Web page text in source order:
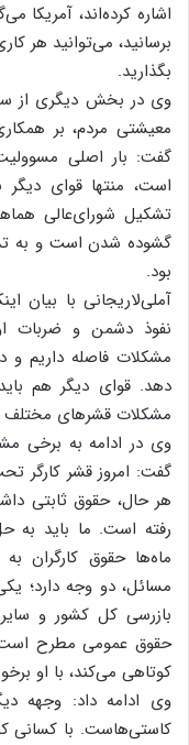
اشاره کرده‌اند، آمریکا
برسانید، می‌توانید هر
بگذارید.
وی در بخش دیگری از
معیشتی مردم، بر
گفت: بار اصلی
است، منتها قوای دیگر
تشکیل شورای‌عالی
گشوده شدن است و به
بود.
آملی‌لاریجانی با بیان
نفوذ دشمن و ضربات
مشکلات فاصله داریم و
دهد. قوای دیگر هم
مشکلات قشرهای مختلف
وی در ادامه به برخی
گفت: امروز قشر کارگر
هر حال، حقوق ثابتی
رفته است. ما باید به
ماه‌ها حقوق کارگران
مسائل، دو وجه دارد؛
بازرسی کل کشور و
حقوق عمومی مطرح است
کوتاهی می‌کند، با او
وی ادامه داد: وجهه
کاستی‌هاست. با کسانی